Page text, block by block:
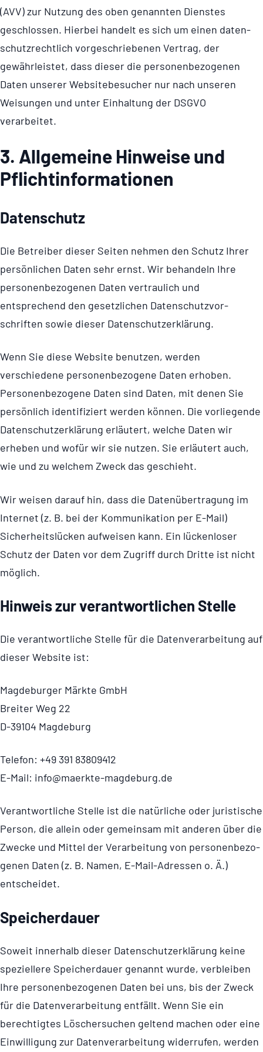
(AVV) zur Nutzung des oben genannten Dienstes
geschlossen. Hierbei handelt es sich um einen daten­
schutz­recht­lich vorge­schrie­benen Vertrag, der
gewährleistet, dass dieser die perso­nen­be­zo­genen
Daten unserer Website­be­su­cher nur nach unseren
Weisungen und unter Einhaltung der DSGVO
verarbeitet.
3. Allge­meine Hinweise und
Pflicht­informationen
Daten­schutz
Die Betreiber dieser Seiten nehmen den Schutz Ihrer
persönlichen Daten sehr ernst. Wir behandeln Ihre
perso­nen­be­zo­genen Daten vertraulich und
entsprechend den gesetzlichen Daten­schutz­vor­
schriften sowie dieser Daten­schut­z­er­klä­rung.
Wenn Sie diese Website benutzen, werden
verschiedene perso­nen­be­zo­gene Daten erhoben.
Perso­nen­be­zo­gene Daten sind Daten, mit denen Sie
persönlich identifiziert werden können. Die vorliegende
Daten­schut­z­er­klä­rung erläutert, welche Daten wir
erheben und wofür wir sie nutzen. Sie erläutert auch,
wie und zu welchem Zweck das geschieht.
Wir weisen darauf hin, dass die Daten­über­tra­gung im
Internet (z. B. bei der Kommunikation per E-Mail)
Sicher­heits­lü­cken aufweisen kann. Ein lückenloser
Schutz der Daten vor dem Zugriff durch Dritte ist nicht
möglich.
Hinweis zur verant­wort­li­chen Stelle
Die verant­wort­liche Stelle für die Daten­ver­ar­bei­tung auf
dieser Website ist:
Magdeburger Märkte GmbH
Breiter Weg 22
D-39104 Magdeburg
Telefon: +49 391 83809412
E-Mail: info@maerkte-magdeburg.de
Verant­wort­liche Stelle ist die natürliche oder juristische
Person, die allein oder gemeinsam mit anderen über die
Zwecke und Mittel der Verarbeitung von perso­nen­be­zo­
genen Daten (z. B. Namen, E-Mail-Adressen o. Ä.)
entscheidet.
Spei­cher­dauer
Soweit innerhalb dieser Daten­schut­z­er­klä­rung keine
speziellere Speicherdauer genannt wurde, verbleiben
Ihre perso­nen­be­zo­genen Daten bei uns, bis der Zweck
für die Daten­ver­ar­bei­tung entfällt. Wenn Sie ein
berechtigtes Löschersuchen geltend machen oder eine
Einwilligung zur Daten­ver­ar­bei­tung widerrufen, werden